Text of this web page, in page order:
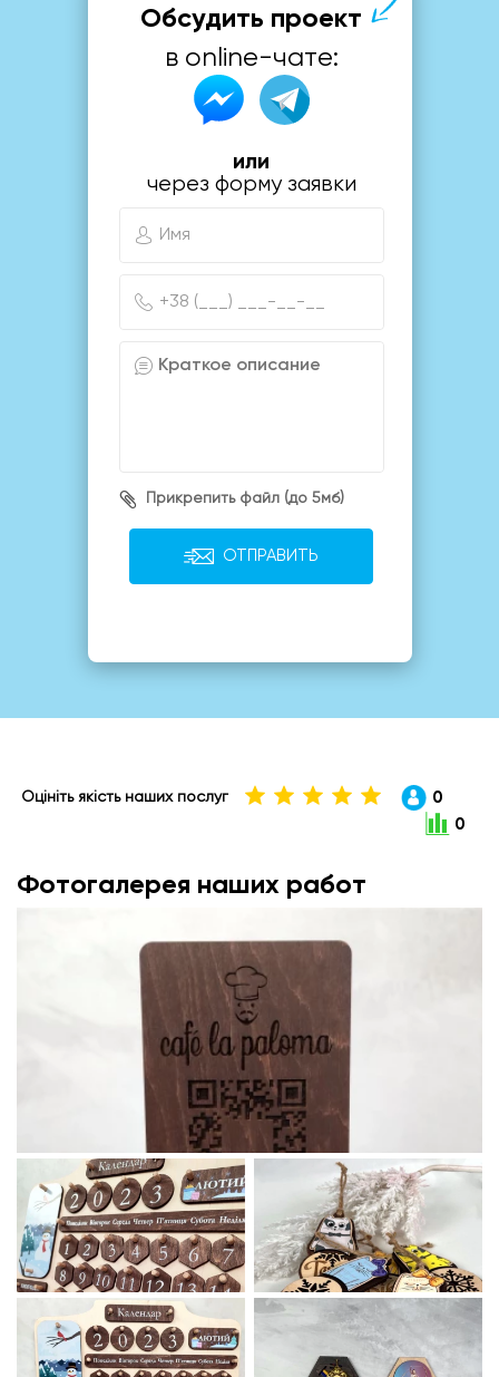
Обсудить проект
в online-чате:
или
через форму заявки
Прикрепить файл (до 5мб)
ОТПРАВИТЬ
Оцініть якість наших послуг
0
0
Фотогалерея наших работ